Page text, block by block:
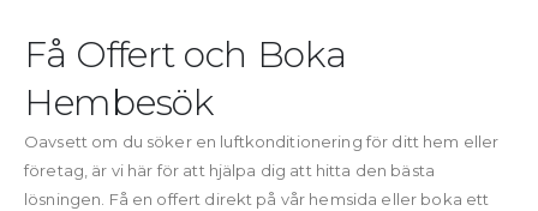
Få Offert och Boka
Hembesök
Oavsett om du söker en luftkonditionering för ditt hem eller
företag, är vi här för att hjälpa dig att hitta den bästa
lösningen. Få en offert direkt på vår hemsida eller boka ett